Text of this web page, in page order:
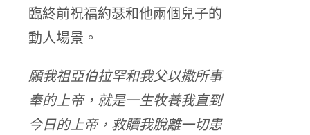
臨終前祝福約瑟和他兩個兒子的
動人場景。
願我祖亞伯拉罕和我父以撒所事
奉的上帝，就是一生牧養我直到
今日的上帝，救贖我脫離一切患